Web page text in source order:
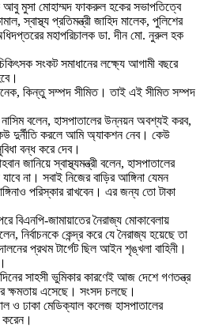
আবু মুসা মোহাম্মদ ফাকরুল হকের সভাপতিত্বে
স্বাস্থ্য প্রতিমন্ত্রী জাহিদ মালেক, পুলিশের
মহাপরিচালক ডা. দীন মো. নুরুল হক
সংকট সমাধানের লক্ষ্যে আগামী বছরে
কিন্তু সম্পদ সীমিত। তাই এই সীমিত সম্পদ
নাসিম বলেন, হাসপাতালের উন্নয়ন অবশ্যই করব,
দুর্নীতি করলে আমি অ্যাকশন নেব। কেউ
বন্ধ করে দেব।
জানিয়ে স্বাস্থ্যমন্ত্রী বলেন, হাসপাতালের
না। সবাই নিজের বাড়ির আঙ্গিনা যেমন
পরিস্কার রাখবেন। এর জন্য তো টাকা
বিএনপি-জামায়াতের নৈরাজ্য মোকাবেলায়
নির্বাচনকে কেন্দ্র করে যে নৈরাজ্য হয়েছে তা
প্রথম টার্গেট ছিল আইন শৃঙ্খলা বাহিনী।
সাহসী ভুমিকার কারণেই আজ দেশে গণতন্ত্র
ক্ষমতায় এসেছে। সংসদ চলছে।
ও ঢাকা মেডিক্যাল কলেজ হাসপাতালের
করেন।